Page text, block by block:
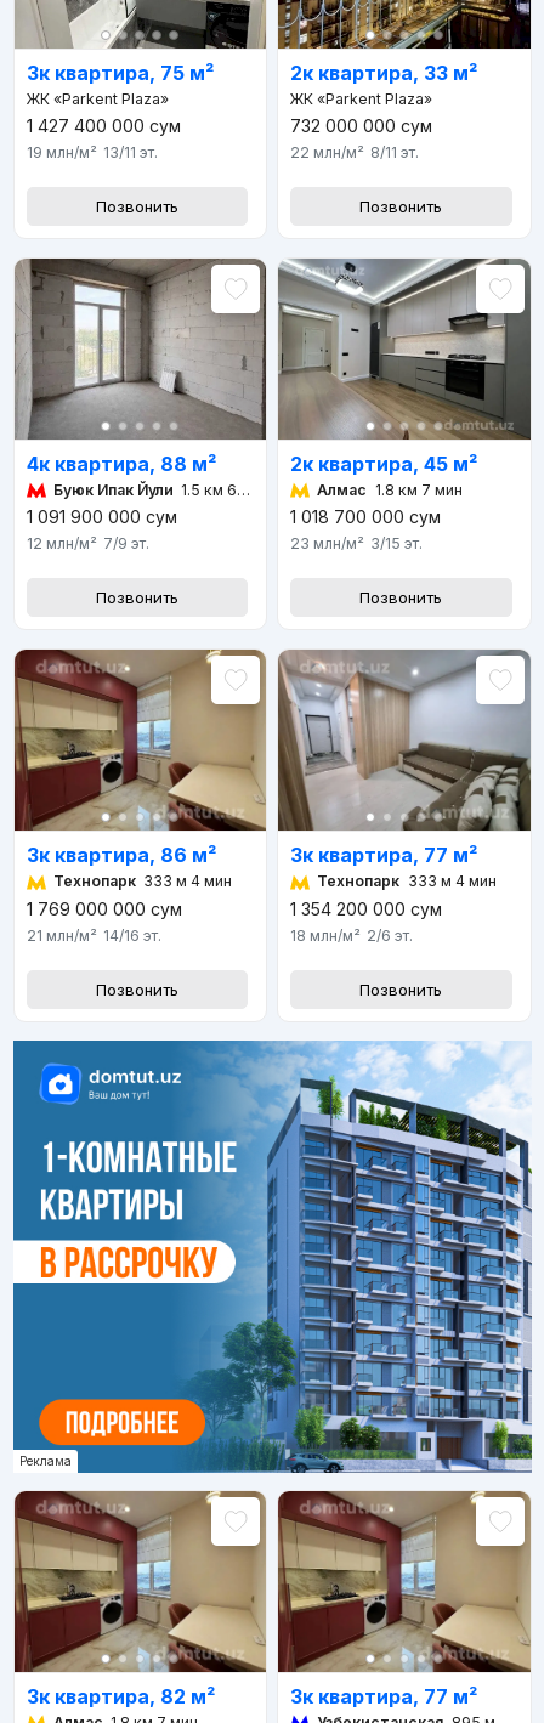
3к квартира, 75 м²
ЖК «Parkent Plaza»
1 427 400 000 сум
19 млн/м² 13/11 эт.
Позвонить
2к квартира, 33 м²
ЖК «Parkent Plaza»
732 000 000 сум
22 млн/м² 8/11 эт.
Позвонить
4к квартира, 88 м²
Буюк Ипак Йули 1.5 км 6 мин
1 091 900 000 сум
12 млн/м² 7/9 эт.
Позвонить
2к квартира, 45 м²
Алмас 1.8 км 7 мин
1 018 700 000 сум
23 млн/м² 3/15 эт.
Позвонить
3к квартира, 86 м²
Технопарк 333 м 4 мин
1 769 000 000 сум
21 млн/м² 14/16 эт.
Позвонить
3к квартира, 77 м²
Технопарк 333 м 4 мин
1 354 200 000 сум
18 млн/м² 2/6 эт.
Позвонить
Реклама
3к квартира, 82 м² 3к квартира, 77 м²